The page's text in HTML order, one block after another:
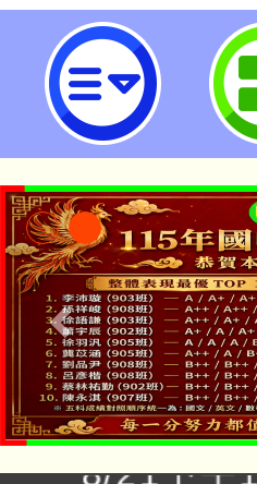
轉知監察院國家
童權利監測與兒
請協助公告活動
園市立瑞坪國民中
「本色祭
場熱烈登
8/21下午